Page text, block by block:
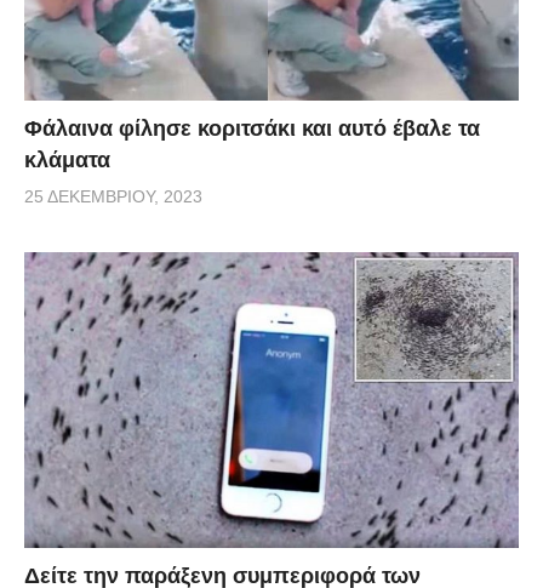
Φάλαινα φίλησε κοριτσάκι και αυτό έβαλε τα
κλάματα
25 ΔΕΚΕΜΒΡΊΟΥ, 2023
Δείτε την παράξενη συμπεριφορά των